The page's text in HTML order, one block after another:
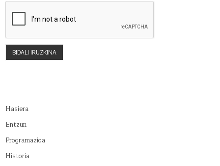
Hasiera
Entzun
Programazioa
Historia